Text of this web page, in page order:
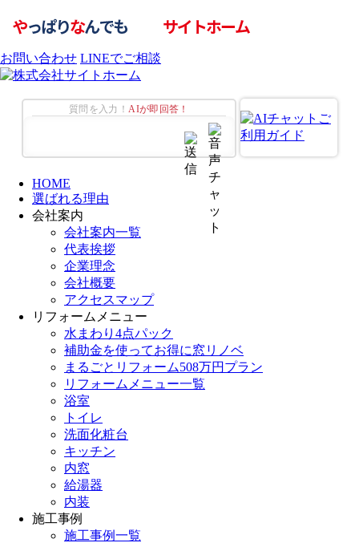
お問い合わせ LINEでご相談
質問を入力！ AIが即回答！
HOME
選ばれる理由
会社案内
会社案内一覧
代表挨拶
企業理念
会社概要
アクセスマップ
リフォームメニュー
水まわり4点パック
補助金を使ってお得に窓リノベ
まるごとリフォーム508万円プラン
リフォームメニュー一覧
浴室
トイレ
洗面化粧台
キッチン
内窓
給湯器
内装
施工事例
施工事例一覧